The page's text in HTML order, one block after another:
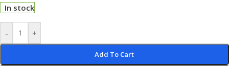
In stock
- +
Add To Cart
Alternative: